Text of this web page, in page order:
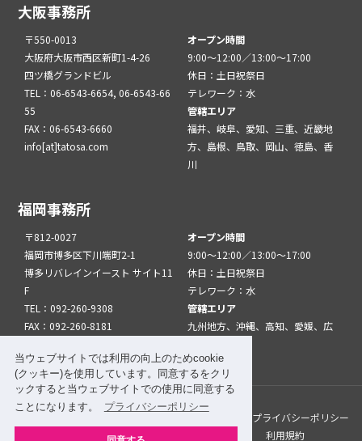
当ウェブサイトでは利用の向上のためcookie
(クッキー)を使用しています。同意するをクリ
ックすると当ウェブサイトでの使用に同意する
ことになります。
プライバシーポリシー
大阪事務所
〒550-0013
大阪府大阪市西区新町1-4-26
四ツ橋グランドビル
TEL：06-6543-6654, 06-6543-66
55
FAX：06-6543-6660
info[at]tatosa.com
オープン時間
9:00～12:00／13:00～17:00
休日：土日祝祭日
テレワーク：水
管轄エリア
福井、岐阜、愛知、三重、近畿地
方、島根、鳥取、岡山、徳島、香
川
福岡事務所
〒812-0027
福岡市博多区下川端町2-1
博多リバレインイースト サイト11
F
TEL：092-260-9308
FAX：092-260-8181
オープン時間
9:00～12:00／13:00～17:00
休日：土日祝祭日
テレワーク：水
管轄エリア
九州地方、沖縄、高知、愛媛、広
このサイトについて
プライバシーポリシー
サイトマップ
関係機関・団体について 利用規約